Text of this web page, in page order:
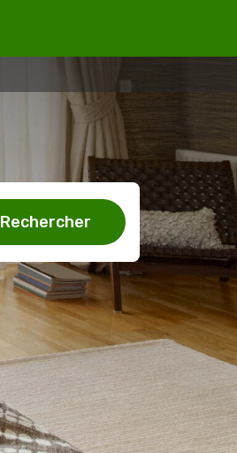
Rechercher